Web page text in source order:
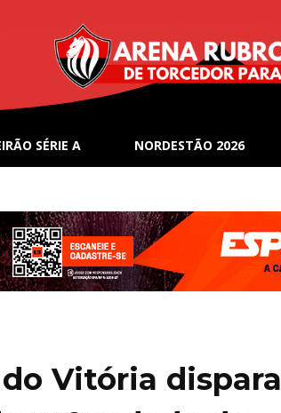
SÉRIE A NORDESTÃO 2026
Vitória dispara